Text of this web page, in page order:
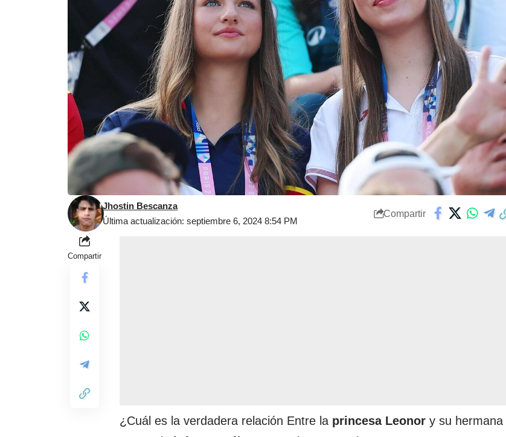
Última actualización: septiembre 6, 2024 8:54 PM
Jhostin Bescanza
Compartir
Compartir
¿Cuál es la verdadera relación Entre la princesa Leonor y su hermana